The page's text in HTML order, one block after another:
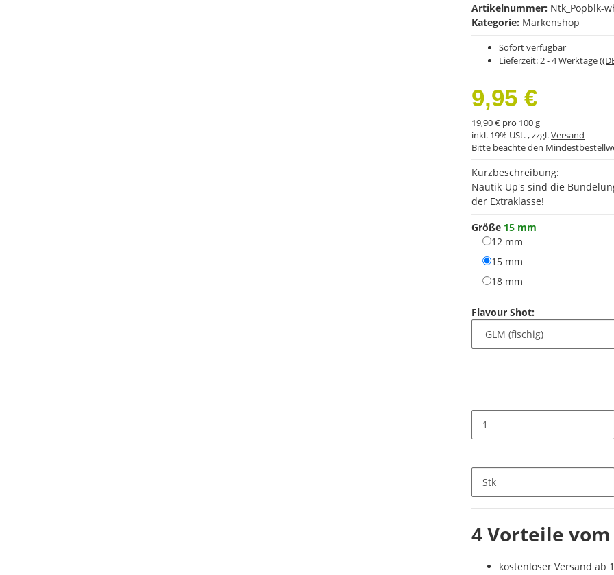
Artikelnummer: Ntk_Popblk-
Kategorie: Markenshop
Sofort verfügbar
Lieferzeit: 2 - 4 Werktage
9,95 €
19,90 € pro 100 g
inkl. 19% USt. , zzgl.Versand
Bitte beachte den
Kurzbeschreibung:
Nautik-Up's sind die
der Extraklasse!
Größe 15 mm
12 mm
15 mm
18 mm
Flavour Shot:
Stk
4 Vorteile
kostenloser Versand ab